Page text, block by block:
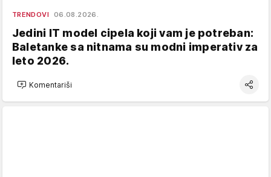
TRENDOVI 06.08.2026.
Jedini IT model cipela koji vam je potreban:
Baletanke sa nitnama su modni imperativ za
leto 2026.
Komentariši